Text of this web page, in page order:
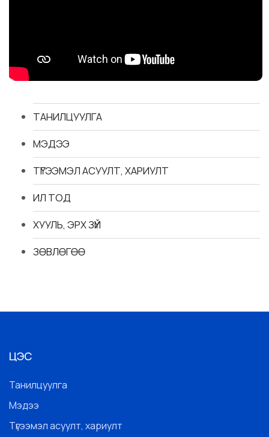
ТАНИЛЦУУЛГА
МЭДЭЭ
ТҮГЭЭМЭЛ АСУУЛТ, ХАРИУЛТ
ИЛ ТОД
ХУУЛЬ, ЭРХ ЗҮЙ
ЗӨВЛӨГӨӨ
ЦЭС
Танилцуулга
Мэдээ
Түгээмэл асуулт, хариулт